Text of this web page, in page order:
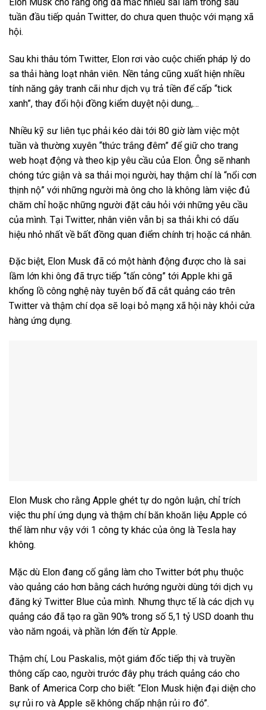
tuần đầu tiếp quản Twitter, do chưa quen thuộc với mạng xã
hội.
Sau khi thâu tóm Twitter, Elon rơi vào cuộc chiến pháp lý do
sa thải hàng loạt nhân viên. Nền tảng cũng xuất hiện nhiều
tính năng gây tranh cãi như dịch vụ trả tiền để cấp “tick
xanh”, thay đổi hội đồng kiểm duyệt nội dung,…
Nhiều kỹ sư liên tục phải kéo dài tới 80 giờ làm việc một
tuần và thường xuyên “thức trắng đêm” để giữ cho trang
web hoạt động và theo kịp yêu cầu của Elon. Ông sẽ nhanh
chóng tức giận và sa thải mọi người, hay thậm chí là “nổi cơn
thịnh nộ” với những người mà ông cho là không làm việc đủ
chăm chỉ hoặc những người đặt câu hỏi với những yêu cầu
của mình. Tại Twitter, nhân viên vẫn bị sa thải khi có dấu
hiệu nhỏ nhất về bất đồng quan điểm chính trị hoặc cá nhân.
Đặc biệt, Elon Musk đã có một hành động được cho là sai
lầm lớn khi ông đã trực tiếp “tấn công” tới Apple khi gã
khổng lồ công nghệ này tuyên bố đã cắt quảng cáo trên
Twitter và thậm chí dọa sẽ loại bỏ mạng xã hội này khỏi cửa
hàng ứng dụng.
Elon Musk cho rằng Apple ghét tự do ngôn luận, chỉ trích
việc thu phí ứng dụng và thậm chí băn khoăn liệu Apple có
thể làm như vậy với 1 công ty khác của ông là Tesla hay
không.
Mặc dù Elon đang cố gắng làm cho Twitter bớt phụ thuộc
vào quảng cáo hơn bằng cách hướng người dùng tới dịch vụ
đăng ký Twitter Blue của mình. Nhưng thực tế là các dịch vụ
quảng cáo đã tạo ra gần 90% trong số 5,1 tỷ USD doanh thu
vào năm ngoái, và phần lớn đến từ Apple.
Thậm chí, Lou Paskalis, một giám đốc tiếp thị và truyền
thông cấp cao, người trước đây phụ trách quảng cáo cho
Bank of America Corp cho biết: “Elon Musk hiện đại diện cho
sự rủi ro và Apple sẽ không chấp nhận rủi ro đó”.